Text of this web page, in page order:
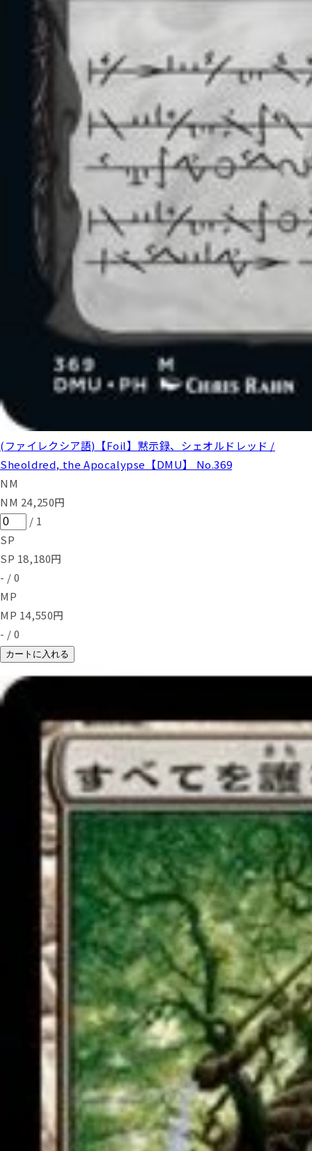
(ファイレクシア語)【Foil】黙示録、シェオルドレッド /
Sheoldred, the Apocalypse【DMU】 No.369
NM
NM 24,250円
/ 1
SP
SP 18,180円
- / 0
MP
MP 14,550円
- / 0
カートに入れる